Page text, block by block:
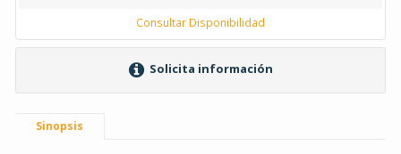
Consultar Disponibilidad
Solicita información
Sinopsis